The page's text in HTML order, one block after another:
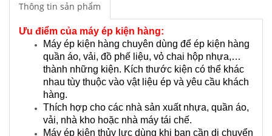
Thông tin sản phẩm
Ưu điểm của máy ép kiện hàng:
Máy ép kiện hàng chuyên dùng để ép kiện hàng
quần áo, vải, đồ phế liệu, vỏ chai hộp nhựa,…
thành những kiện. Kích thước kiện có thể khác
nhau tùy thuộc vào vật liệu ép và yêu cầu khách
hàng.
Thích hợp cho các nhà sản xuất nhựa, quần áo,
vải, nhà kho hoặc nhà máy tái chế.
Máy ép kiện thủy lực dùng khi bạn cần di chuyển